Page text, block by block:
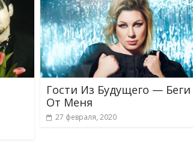
Гости Из Будущего — Беги
От Меня
27 февраля, 2020